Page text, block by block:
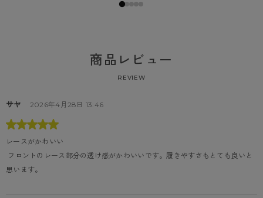
商品レビュー
REVIEW
サヤ 2026年4月28日 13:46
レースがかわいい
思います。